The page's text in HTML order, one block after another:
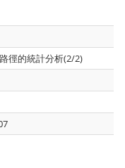
徑的統計分析(2/2)